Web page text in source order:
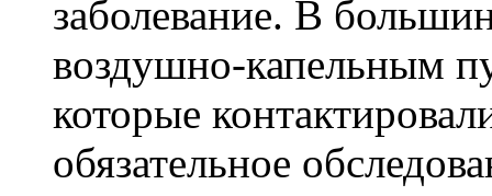
заболевание. В
воздушно-капельным
которые
обязательное